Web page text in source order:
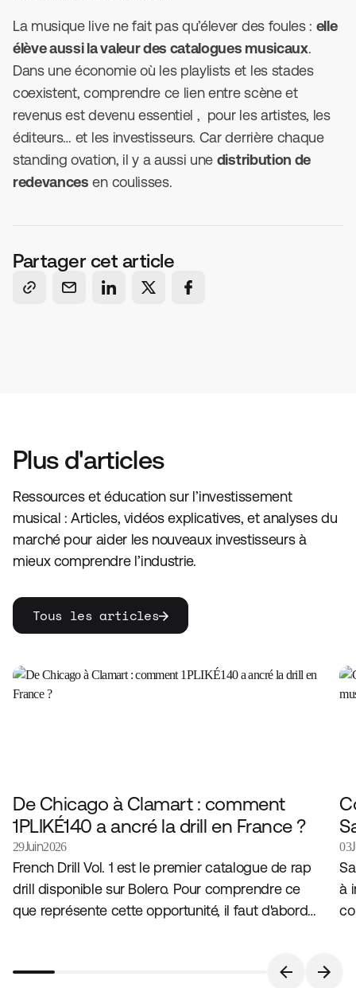
La musique live ne fait pas qu’élever des foules : elle
élève aussi la valeur des catalogues musicaux.
Dans une économie où les playlists et les stades
coexistent, comprendre ce lien entre scène et
revenus est devenu essentiel , pour les artistes, les
éditeurs… et les investisseurs. Car derrière chaque
standing ovation, il y a aussi une distribution de
redevances en coulisses.
Partager cet article
Plus d'articles
Ressources et éducation sur l’investissement
musical : Articles, vidéos explicatives, et analyses du
marché pour aider les nouveaux investisseurs à
mieux comprendre l’industrie.
Tous les articles
De Chicago à Clamart : comment
1PLIKÉ140 a ancré la drill en France ?
29Juin2026
French Drill Vol. 1 est le premier catalogue de rap
drill disponible sur Bolero. Pour comprendre ce
que représente cette opportunité, il faut d'abord
03
à